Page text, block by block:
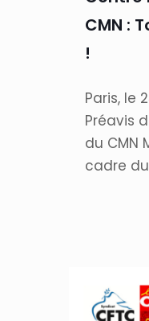
CMN :
!
Paris, le
Préavis
du CMN
cadre